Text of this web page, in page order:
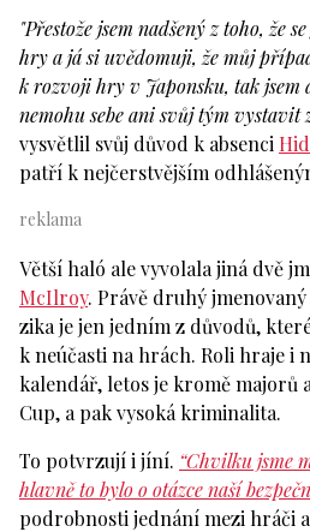
"Přestože jsem nadšený z toho, že
hry a já si uvědomuji, že můj
k rozvoji hry v Japonsku, tak jsem
nemohu sebe ani svůj tým
vysvětlil svůj důvod k absenci
patří k nejčerstvějším
Větší haló ale vyvolala jiná dvě
McIlroy. Právě druhý
zika je jen jedním z důvodů,
k neúčasti na hrách. Roli hraje i
kalendář, letos je kromě majorů
Cup, a pak vysoká kriminalita.
To potvrzují i jíní. “Chvilku jsme
hlavně to bylo o otázce naší
podrobnosti jednání mezi hráči